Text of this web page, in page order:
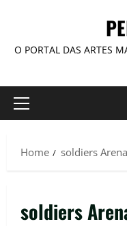
O PORTAL DAS ARTES
Home soldiers
soldiers